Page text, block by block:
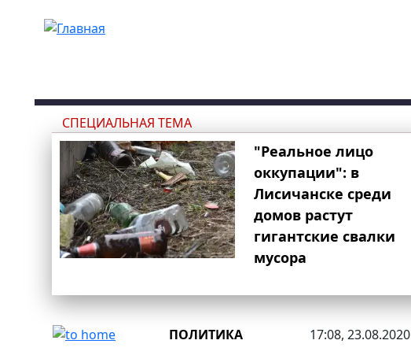
СПЕЦИАЛЬНАЯ ТЕМА
"Реальное лицо
оккупации": в
Лисичанске среди
домов растут
гигантские свалки
мусора
ПОЛИТИКА 17:08, 23.08.2020